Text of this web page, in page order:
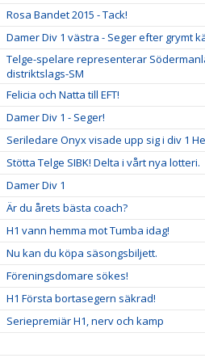
Rosa Bandet 2015 - Tack!
Damer Div 1 västra - Seger efter grymt
Telge-spelare representerar
distriktslags-SM
Felicia och Natta till EFT!
Damer Div 1 - Seger!
Seriledare Onyx visade upp sig i div 1
Stötta Telge SIBK! Delta i vårt nya lotteri.
Damer Div 1
Är du årets bästa coach?
H1 vann hemma mot Tumba idag!
Nu kan du köpa säsongsbiljett.
Föreningsdomare sökes!
H1 Första bortasegern säkrad!
Seriepremiär H1, nerv och kamp